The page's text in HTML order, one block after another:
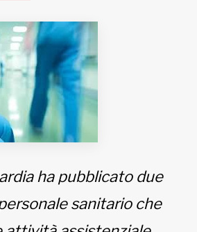
angolo C.
(Italia)
ha pubblicato due
sanitario che